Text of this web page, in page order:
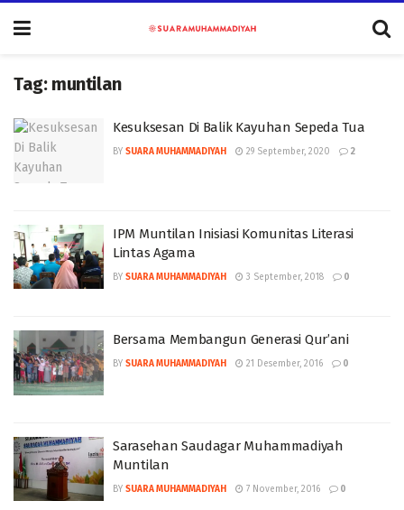
Tag: muntilan
Kesuksesan Di Balik Kayuhan Sepeda Tua
BY SUARA MUHAMMADIYAH 29 September, 2020 2
IPM Muntilan Inisiasi Komunitas Literasi
Lintas Agama
BY SUARA MUHAMMADIYAH 3 September, 2018 0
Bersama Membangun Generasi Qur’ani
BY SUARA MUHAMMADIYAH 21 Desember, 2016 0
Sarasehan Saudagar Muhammadiyah
Muntilan
BY SUARA MUHAMMADIYAH 7 November, 2016 0